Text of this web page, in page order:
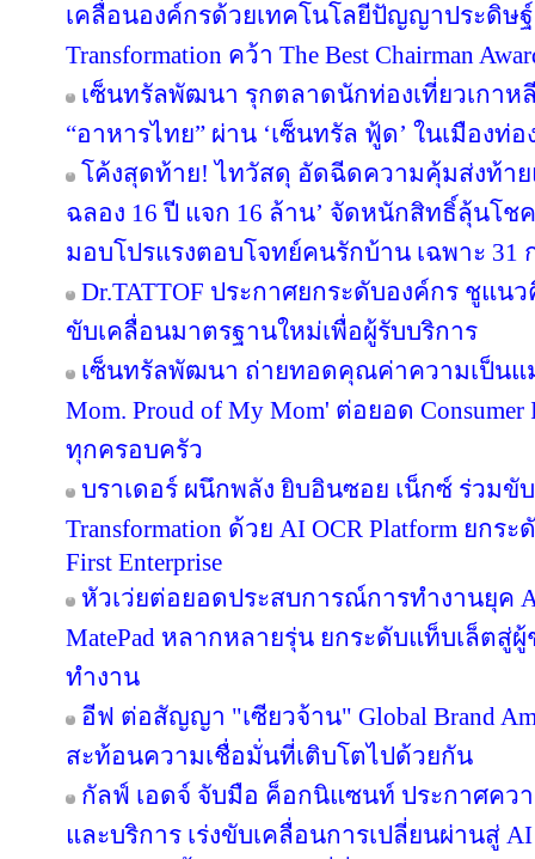
เคลื่อนองค์กรด้วยเทคโนโลยีปัญญาประดิษฐ์
Transformation คว้า The Best Chairman
เซ็นทรัลพัฒนา รุกตลาดนักท่องเที่ยวเกาห
“อาหารไทย” ผ่าน ‘เซ็นทรัล ฟู้ด’ ในเมืองท่อ
โค้งสุดท้าย! ไทวัสดุ อัดฉีดความคุ้มส่งท้า
ฉลอง 16 ปี แจก 16 ล้าน’ จัดหนักสิทธิ์ลุ้นโ
มอบโปรแรงตอบโจทย์คนรักบ้าน เฉพาะ 31
Dr.TATTOF ประกาศยกระดับองค์กร ชูแน
ขับเคลื่อนมาตรฐานใหม่เพื่อผู้รับบริการ
เซ็นทรัลพัฒนา ถ่ายทอดคุณค่าความเป็นแม่
Mom. Proud of My Mom' ต่อยอด Consumer
ทุกครอบครัว
บราเดอร์ ผนึกพลัง ยิบอินซอย เน็กซ์ ร่วมขับ
Transformation ด้วย AI OCR Platform ยก
First Enterprise
หัวเว่ยต่อยอดประสบการณ์การทำงานยุค
MatePad หลากหลายรุ่น ยกระดับแท็บเล็ตสู่
ทำงาน
อีฟ ต่อสัญญา "เซียวจ้าน" Global Brand
สะท้อนความเชื่อมั่นที่เติบโตไปด้วยกัน
กัลฟ์ เอดจ์ จับมือ ค็อกนิแซนท์ ประกาศคว
และบริการ เร่งขับเคลื่อนการเปลี่ยนผ่านสู่